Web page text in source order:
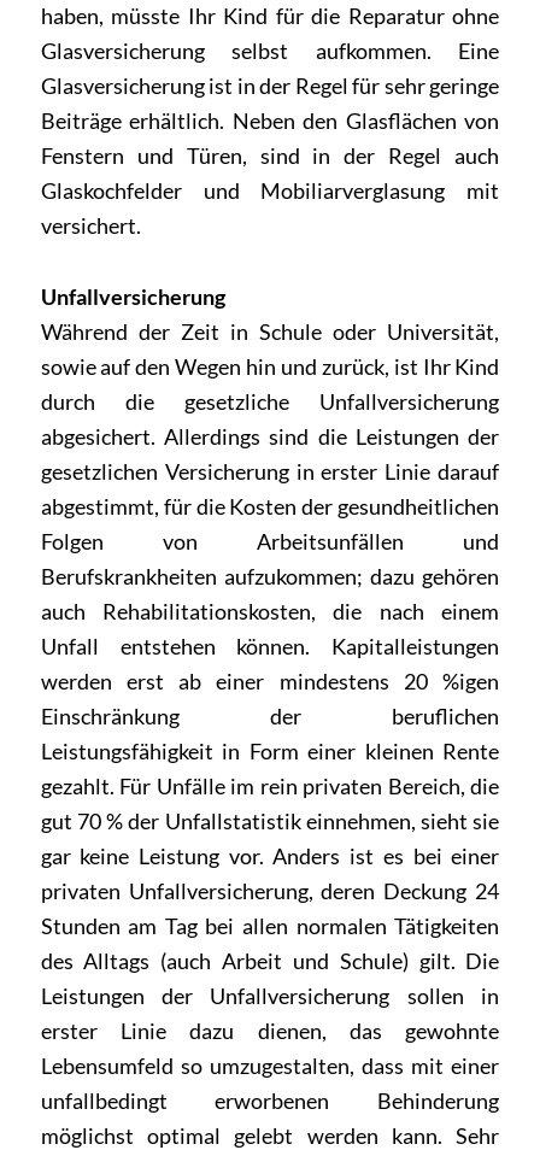
haben, müsste Ihr Kind für die Reparatur ohne
Glasversicherung selbst aufkommen. Eine
Glasversicherung ist in der Regel für sehr geringe
Beiträge erhältlich. Neben den Glasflächen von
Fenstern und Türen, sind in der Regel auch
Glaskochfelder und Mobiliarverglasung mit
versichert.
Unfallversicherung
Während der Zeit in Schule oder Universität,
sowie auf den Wegen hin und zurück, ist Ihr Kind
durch die gesetzliche Unfallversicherung
abgesichert. Allerdings sind die Leistungen der
gesetzlichen Versicherung in erster Linie darauf
abgestimmt, für die Kosten der gesundheitlichen
Folgen von Arbeitsunfällen und
Berufskrankheiten aufzukommen; dazu gehören
auch Rehabilitationskosten, die nach einem
Unfall entstehen können. Kapitalleistungen
werden erst ab einer mindestens 20 %igen
Einschränkung der beruflichen
Leistungsfähigkeit in Form einer kleinen Rente
gezahlt. Für Unfälle im rein privaten Bereich, die
gut 70 % der Unfallstatistik einnehmen, sieht sie
gar keine Leistung vor. Anders ist es bei einer
privaten Unfallversicherung, deren Deckung 24
Stunden am Tag bei allen normalen Tätigkeiten
des Alltags (auch Arbeit und Schule) gilt. Die
Leistungen der Unfallversicherung sollen in
erster Linie dazu dienen, das gewohnte
Lebensumfeld so umzugestalten, dass mit einer
unfallbedingt erworbenen Behinderung
möglichst optimal gelebt werden kann. Sehr